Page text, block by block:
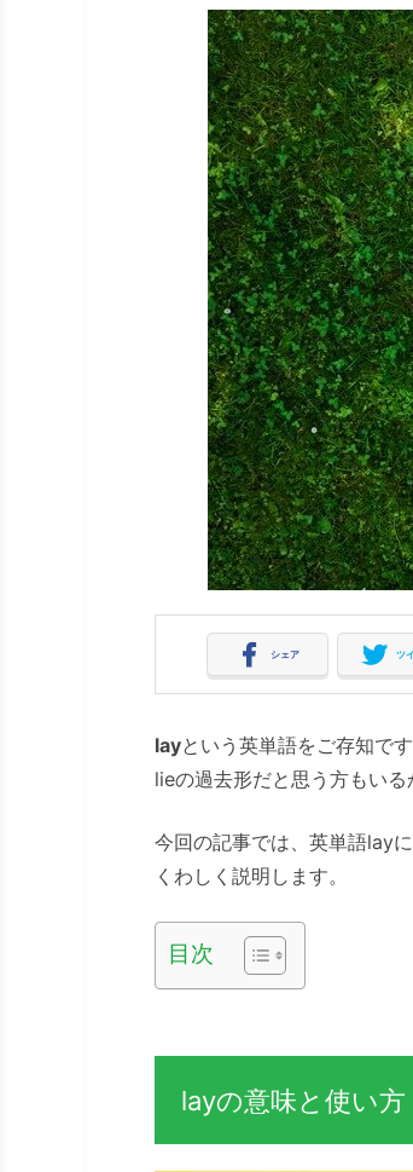
シェア ツ
layという英単語をご存知です
lieの過去形だと思う方もい
今回の記事では、英単語layに
くわしく説明します。
目次
layの意味と使い方